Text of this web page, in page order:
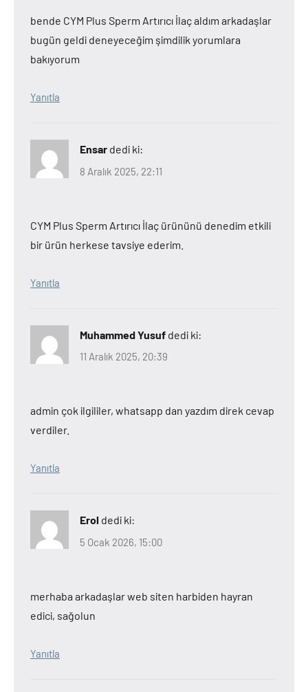
bende CYM Plus Sperm Artırıcı İlaç aldım arkadaşlar
bugün geldi deneyeceğim şimdilik yorumlara
bakıyorum
Yanıtla
Ensar dedi ki:
8 Aralık 2025, 22:11
CYM Plus Sperm Artırıcı İlaç ürününü denedim etkili
bir ürün herkese tavsiye ederim.
Yanıtla
Muhammed Yusuf dedi ki:
11 Aralık 2025, 20:39
admin çok ilgililer, whatsapp dan yazdım direk cevap
verdiler.
Yanıtla
Erol dedi ki:
5 Ocak 2026, 15:00
merhaba arkadaşlar web siten harbiden hayran
edici, sağolun
Yanıtla